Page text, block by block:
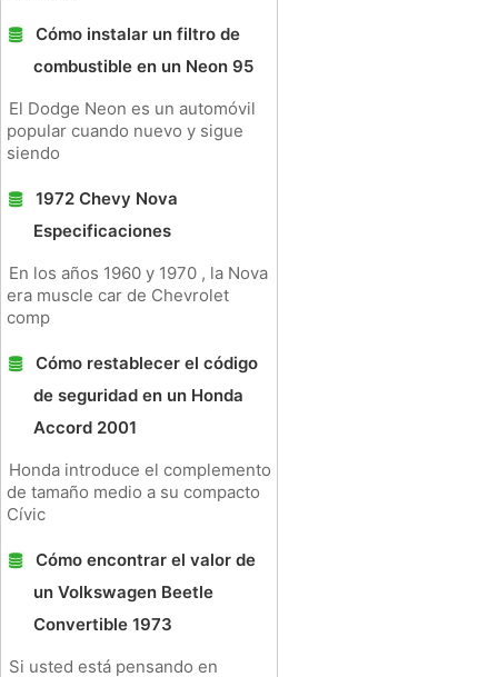
Cómo instalar un filtro de
combustible en un Neon 95
El Dodge Neon es un automóvil
popular cuando nuevo y sigue
siendo
1972 Chevy Nova
Especificaciones
En los años 1960 y 1970 , la Nova
era muscle car de Chevrolet
comp
Cómo restablecer el código
de seguridad en un Honda
Accord 2001
Honda introduce el complemento
de tamaño medio a su compacto
Cívic
Cómo encontrar el valor de
un Volkswagen Beetle
Convertible 1973
Si usted está pensando en